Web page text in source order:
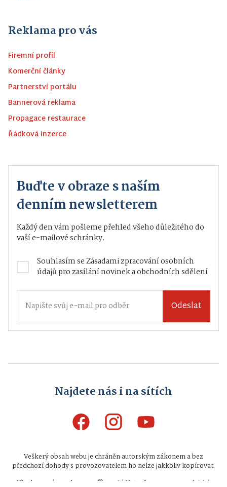
Reklama pro vás
Firemní profil
Komerční články
Partnerství portálu
Bannerová reklama
Propagace restaurace
Řádková inzerce
Buďte v obraze s naším
denním newsletterem
Každý den vám pošleme přehled všeho důležitého do
vaší e-mailové schránky.
Souhlasím seZásadami zpracování osobních
údajůpro zasílání novinek a obchodních sdělení
Odeslat
Najdete nás i na sítích
Veškerý obsah webu je chráněn autorským zákonem a bez
předchozí dohody s provozovatelem ho nelze jakkoliv kopírovat.
Všechna práva vyhrazena © 2026 | Vytvořeno na zpravodajské